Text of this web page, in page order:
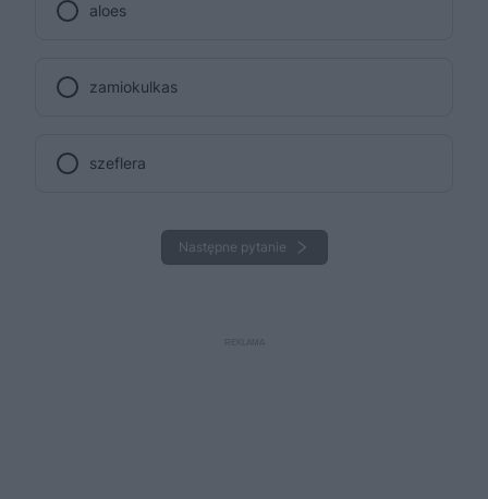
aloes
zamiokulkas
szeflera
Następne pytanie